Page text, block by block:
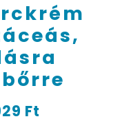
Ft